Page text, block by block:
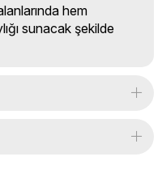
hem
sunacak şekilde